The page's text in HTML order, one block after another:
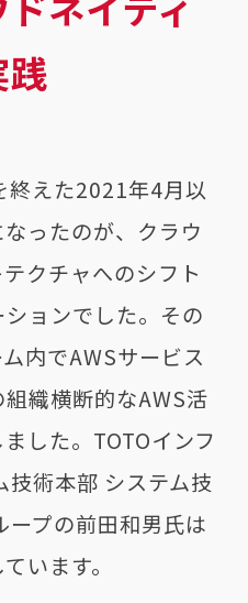
践
終えた2021年4月以
ったのが、クラウ
クチャへのシフト
ョンでした。その
内でAWSサービス
織横断的なAWS活
した。TOTOインフ
技術本部 システム技
ープの前田和男氏は
います。